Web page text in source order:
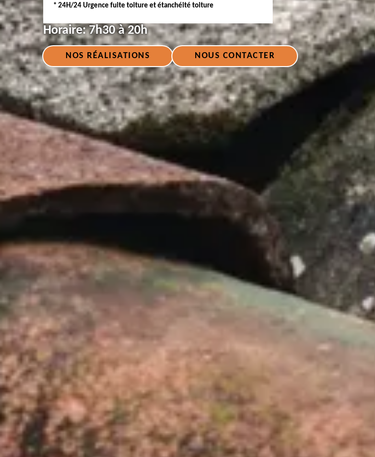
* 24H/24 Urgence fuite toiture et étanchéité toiture
Horaire:7h30 à 20h
NOS RÉALISATIONS NOUS CONTACTER